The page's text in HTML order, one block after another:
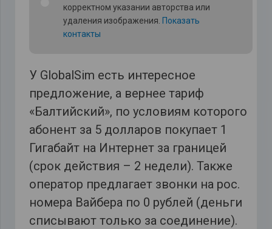
корректном указании авторства или
удаления изображения. Показать
контакты
У GlobalSim есть интересное
предложение, а вернее тариф
«Балтийский», по условиям которого
абонент за 5 долларов покупает 1
Гигабайт на Интернет за границей
(срок действия – 2 недели). Также
оператор предлагает звонки на рос.
номера Вайбера по 0 рублей (деньги
списывают только за соединение).